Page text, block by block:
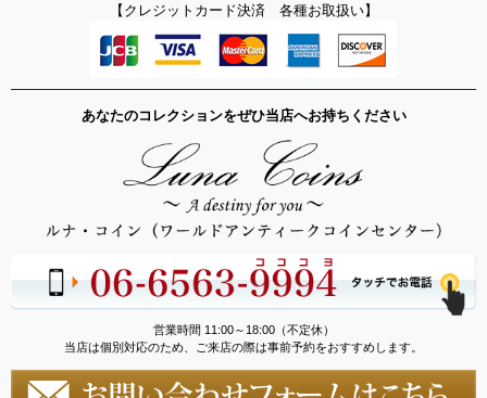
【クレジットカード決済 各種お取扱い】
あなたのコレクションをぜひ当店へお持ちください
営業時間 11:00～18:00（不定休）
当店は個別対応のため、ご来店の際は事前予約をおすすめします。